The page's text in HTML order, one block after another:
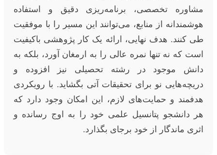
مشاوره تخصصی، برنامه‌ریزی دقیق و استفاده
هوشمندانه از منابع، می‌توانند این مسیر را با موفقیت
طی کنند. هدف نهایی، ارائه یک کار پژوهشی باکیفیت
است که نه تنها نمره عالی را به ارمغان آورد، بلکه به
دانش موجود در رشته تحصیلی نیز افزوده و
دریچه‌هایی نو برای تحقیقات آتی بگشاید. با رویکردی
هدفمند و حمایت‌های لازم، این امکان وجود دارد که
هر دانشجو پتانسیل علمی خود را به اوج رسانده و
اثری ماندگار از خود برجای بگذارد.